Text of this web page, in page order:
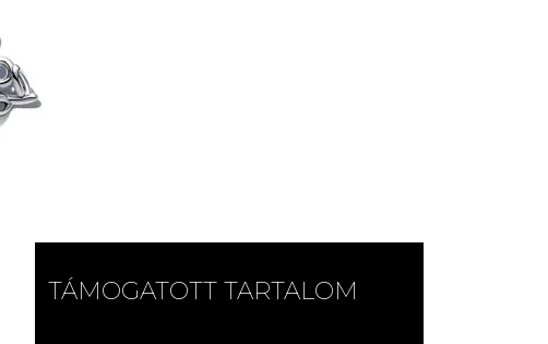
TÁMOGATOTT TARTALOM